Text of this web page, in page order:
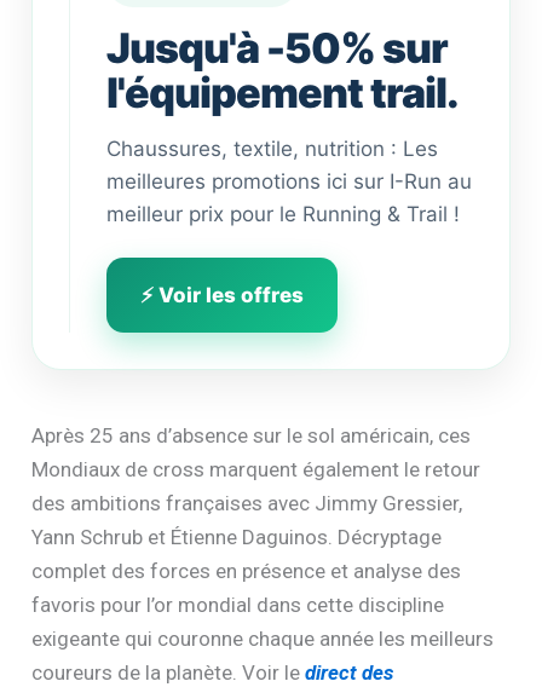
Jusqu'à -50% sur
l'équipement trail.
Chaussures, textile, nutrition : Les
meilleures promotions ici sur I-Run au
meilleur prix pour le Running & Trail !
⚡ Voir les offres
Après 25 ans d’absence sur le sol américain, ces
Mondiaux de cross marquent également le retour
des ambitions françaises avec Jimmy Gressier,
Yann Schrub et Étienne Daguinos. Décryptage
complet des forces en présence et analyse des
favoris pour l’or mondial dans cette discipline
exigeante qui couronne chaque année les meilleurs
coureurs de la planète. Voir ledirect des